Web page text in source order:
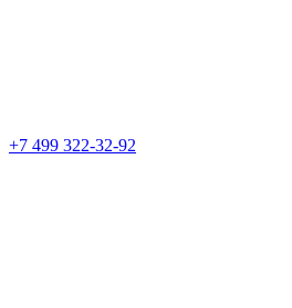
+7 499 322-32-92